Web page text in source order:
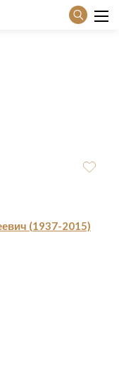
(1937-2015)